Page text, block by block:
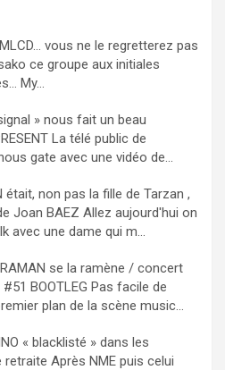
vous ne le regretterez pas
ce groupe aux initiales
My...
» nous fait un beau
La télé public de
gate avec une vidéo de...
était, non pas la fille de Tarzan ,
Joan BAEZ Allez aujourd'hui on
avec une dame qui m...
RAMAN se la ramène / concert
#51 BOOTLEG Pas facile de
plan de la scène music...
« blacklisté » dans les
retraite Après NME puis celui